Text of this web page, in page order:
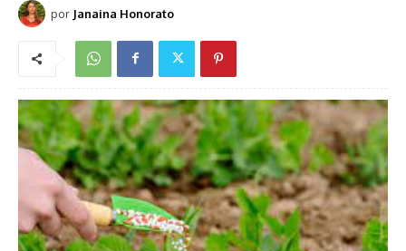
por Janaina Honorato